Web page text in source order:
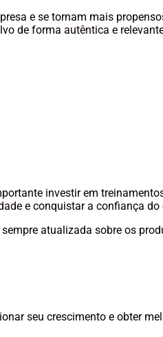
e se tornam mais
de forma autêntica e
investir em
e conquistar a confiança do
atualizada sobre os
seu crescimento e obter